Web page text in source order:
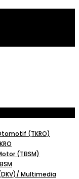
(TKRO)
(TBSM)
Multimedia